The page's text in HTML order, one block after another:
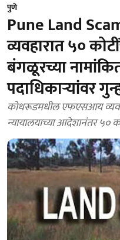
पुणे
Pune Land
व्यवहारात ५०
बंगळूरच्या
पदाधिकाऱ्यांवर
कोथरूडमधील एफएसआय
न्यायालयाच्या आदेशानंतर ५०